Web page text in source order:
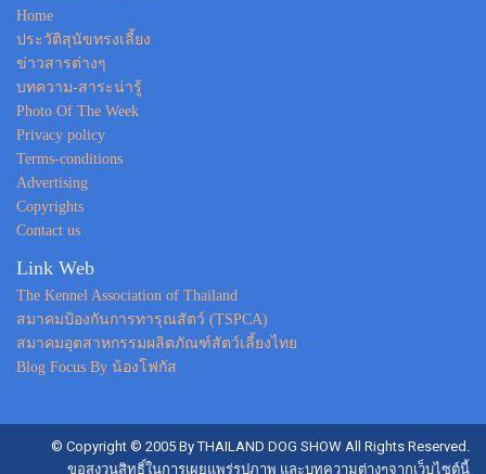
Home
ประวัติสุนัขทรงเลี้ยง
ข่าวสารต่างๆ
บทความ-สาระน่ารู้
Photo Of The Week
Privacy policy
Terms-conditions
Advertising
Copyrights
Contact us
Link Web
The Kennel Association of Thailand
สมาคมป้องกันการทารุณสัตว์ (TSPCA)
สมาคมอุตสาหกรรมผลิตภัณฑ์สัตว์เลี้ยงไทย
Blog Focus By น้องโฟกัส
© Copyright © 2005 By THAILAND DOG SHOW All Rights Reserved.
ขอสงวนสิทธิ์ในการเผยแพร่รูปภาพ และบทความต่างๆจากเว็บไซต์นี้